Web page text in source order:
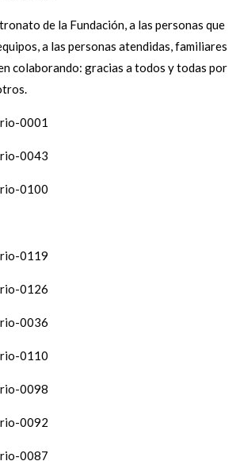
de la Fundación, a las personas que
a las personas atendidas, familiares
colaborando: gracias a todos y todas por